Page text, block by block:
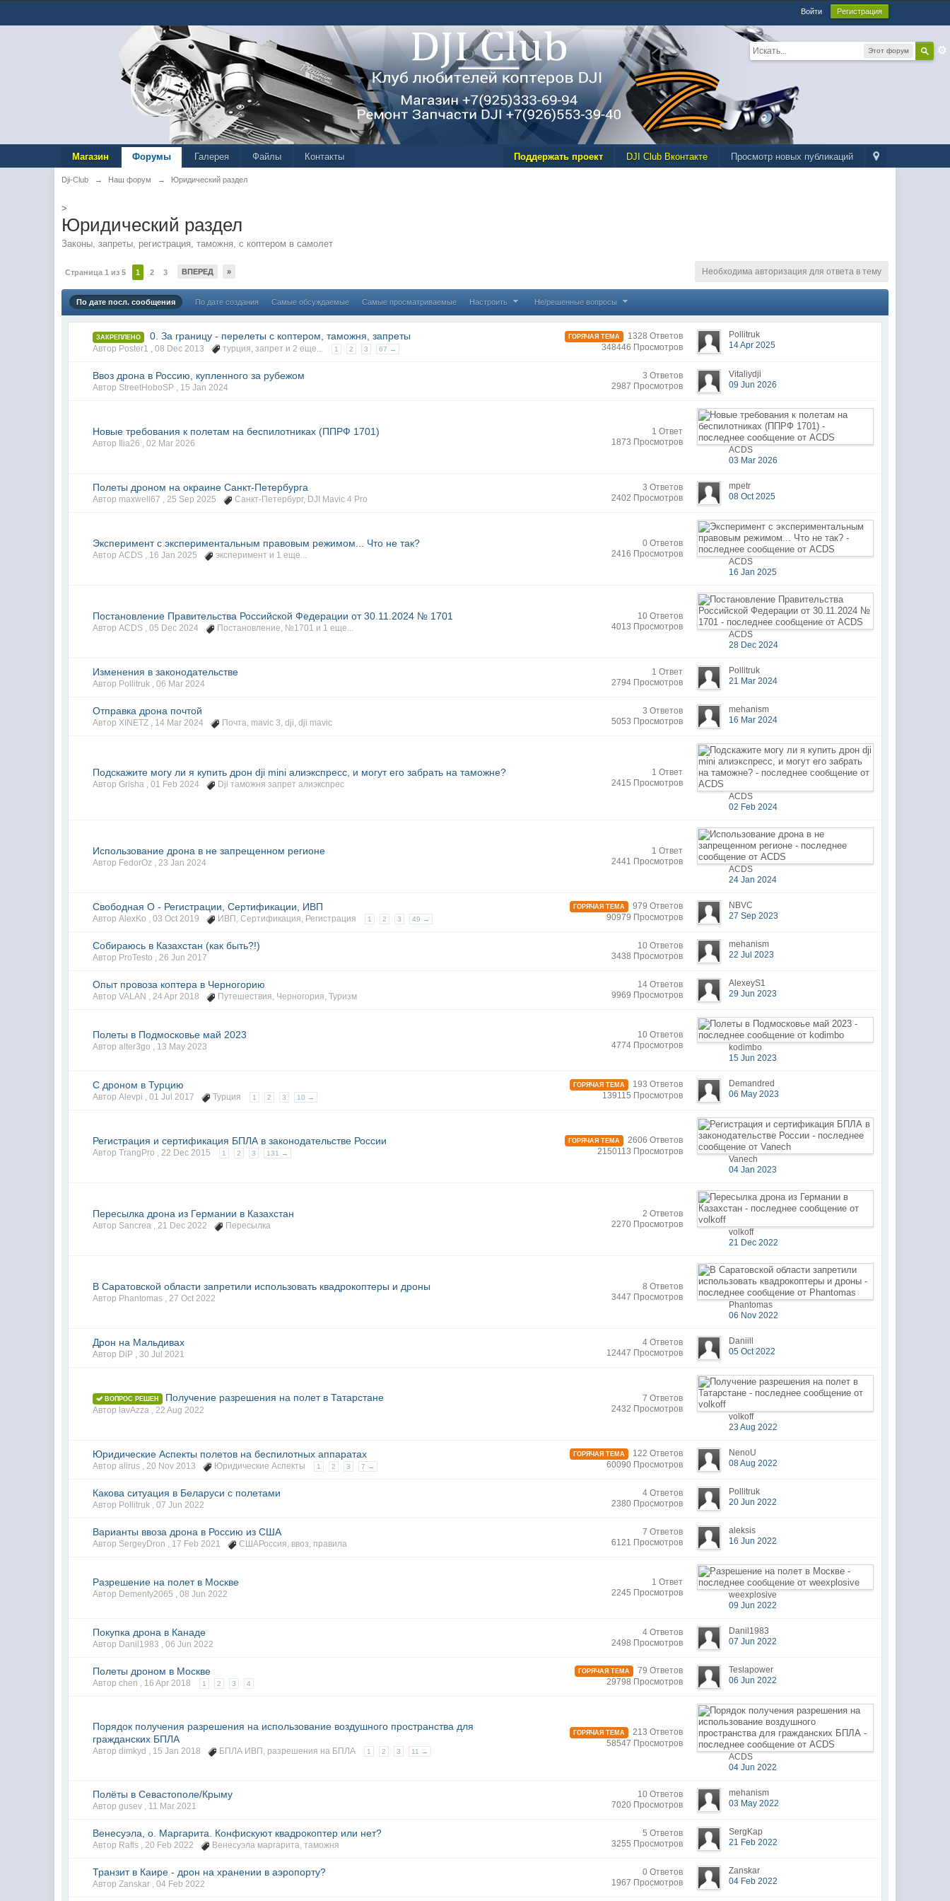
Войти Регистрация
Этот форум
Просмотр новых публикаций
DJI Club Вконтакте
Поддержать проект
Магазин Форумы Галерея Файлы Контакты
Dji-Club → Наш форум → Юридический раздел
>
Юридический раздел
Законы, запреты, регистрация, таможня, с коптером в самолет
Страница 1 из 5 1 2 3 ВПЕРЕД » Необходима авторизация для ответа в тему
По дате посл. сообщения По дате создания Самые обсуждаемые Самые просматриваемые Настроить Не/решенные вопросы
ЗАКРЕПЛЕНО 0. За границу - перелеты с коптером, таможня, запреты
Автор Poster1 ,08 Dec 2013 турция ,запрет и 2 еще... 1 2 3 67 →
ГОРЯЧАЯ ТЕМА
1328 Ответов
348446 Просмотров
Pollitruk
14 Apr 2025
Ввоз дрона в Россию, купленного за рубежом
Автор StreetHoboSP , 15 Jan 2024
3 Ответов
2987 Просмотров
Vitaliydji
09 Jun 2026
Новые требования к полетам на беспилотниках (ППРФ 1701)
Автор Ilia26 ,02 Mar 2026
1 Ответ
1873 Просмотров
ACDS
03 Mar 2026
Полеты дроном на окраине Санкт-Петербурга
Автор maxwell67 ,25 Sep 2025 Санкт-Петербург, DJI Mavic 4 Pro
3 Ответов
2402 Просмотров
mpetr
08 Oct 2025
Эксперимент с экспериментальным правовым режимом... Что не так?
Автор ACDS , 16 Jan 2025 эксперимент и 1 еще...
0 Ответов
2416 Просмотров
ACDS
16 Jan 2025
Постановление Правительства Российской Федерации от 30.11.2024 № 1701
Автор ACDS ,05 Dec 2024 Постановление, №1701 и 1 еще...
10 Ответов
4013 Просмотров
ACDS
28 Dec 2024
Изменения в законодательстве
Автор Pollitruk ,06 Mar 2024
1 Ответ
2794 Просмотров
Pollitruk
21 Mar 2024
Отправка дрона почтой
Автор XINETZ , 14 Mar 2024 Почта, mavic 3,dji,dji mavic
3 Ответов
5053 Просмотров
mehanism
16 Mar 2024
Подскажите могу ли я купить дрон dji mini алиэкспресс, и могут его забрать на таможне?
Автор Grisha ,01 Feb 2024 Dji таможня запрет алиэкспрес
1 Ответ
2415 Просмотров
ACDS
02 Feb 2024
Использование дрона в не запрещенном регионе
Автор FedorOz ,23 Jan 2024
1 Ответ
2441 Просмотров
ACDS
24 Jan 2024
Свободная О - Регистрации, Сертификации, ИВП
Автор AlexKo ,03 Oct 2019 ИВП ,Сертификация, Регистрация 1 2 3 49 →
ГОРЯЧАЯ ТЕМА
979 Ответов
90979 Просмотров
NBVC
27 Sep 2023
Собираюсь в Казахстан (как быть?!)
Автор ProTesto ,26 Jun 2017
10 Ответов
3438 Просмотров
mehanism
22 Jul 2023
Опыт провоза коптера в Черногорию
Автор VALAN ,24 Apr 2018 Путешествия, Черногория,Туризм
14 Ответов
9969 Просмотров
AlexeyS1
29 Jun 2023
Полеты в Подмосковье май 2023
Автор alter3go , 13 May 2023
10 Ответов
4774 Просмотров
kodimbo
15 Jun 2023
С дроном в Турцию
Автор Alevpi ,01 Jul 2017 Турция 1 2 3 10 →
ГОРЯЧАЯ ТЕМА
193 Ответов
139115 Просмотров
Demandred
06 May 2023
Регистрация и сертификация БПЛА в законодательстве России
Автор TrangPro ,22 Dec 2015 1 2 3 131 →
ГОРЯЧАЯ ТЕМА
2606 Ответов
2150113 Просмотров
Vanech
04 Jan 2023
Пересылка дрона из Германии в Казахстан
Автор Sancrea ,21 Dec 2022 Пересылка
2 Ответов
2270 Просмотров
volkoff
21 Dec 2022
В Саратовской области запретили использовать квадрокоптеры и дроны
Автор Phantomas ,27 Oct 2022
8 Ответов
3447 Просмотров
Phantomas
06 Nov 2022
Дрон на Мальдивах
Автор DiP ,30 Jul 2021
4 Ответов
12447 Просмотров
Daniill
05 Oct 2022
ВОПРОС РЕШЕН Получение разрешения на полет в Татарстане
Автор lavAzza , 22 Aug 2022
7 Ответов
2432 Просмотров
volkoff
23 Aug 2022
Юридические Аспекты полетов на беспилотных аппаратах
Автор alirus ,20 Nov 2013 Юридические Аспекты 1 2 3 7 →
ГОРЯЧАЯ ТЕМА
122 Ответов
60090 Просмотров
NenoU
08 Aug 2022
Какова ситуация в Беларуси с полетами
Автор Pollitruk ,07 Jun 2022
4 Ответов
2380 Просмотров
Pollitruk
20 Jun 2022
Варианты ввоза дрона в Россию из США
Автор SergeyDron , 17 Feb 2021 СШАРоссия, ввоз, правила
7 Ответов
6121 Просмотров
aleksis
16 Jun 2022
Разрешение на полет в Москве
Автор Dementy2065 ,08 Jun 2022
1 Ответ
2245 Просмотров
weexplosive
09 Jun 2022
Покупка дрона в Канаде
Автор Danil1983 ,06 Jun 2022
4 Ответов
2498 Просмотров
Danil1983
07 Jun 2022
Полеты дроном в Москве
Автор chen , 16 Apr 2018 1 2 3 4
ГОРЯЧАЯ ТЕМА
79 Ответов
29798 Просмотров
Teslapower
06 Jun 2022
Порядок получения разрешения на использование воздушного пространства для
гражданских БПЛА
Автор dimkyd , 15 Jan 2018 БПЛА ИВП , разрешения на БПЛА 1 2 3 11 →
ГОРЯЧАЯ ТЕМА
213 Ответов
58547 Просмотров
ACDS
04 Jun 2022
Полёты в Севастополе/Крыму
Автор gusev , 11 Mar 2021
10 Ответов
7020 Просмотров
mehanism
03 May 2022
Венесуэла, о. Маргарита. Конфискуют квадрокоптер или нет?
Автор Rafls ,20 Feb 2022 Венесуэла маргарита,таможня
5 Ответов
3255 Просмотров
SergKap
21 Feb 2022
Транзит в Каире - дрон на хранении в аэропорту?
Автор Zanskar ,04 Feb 2022
0 Ответов
1967 Просмотров
Zanskar
04 Feb 2022